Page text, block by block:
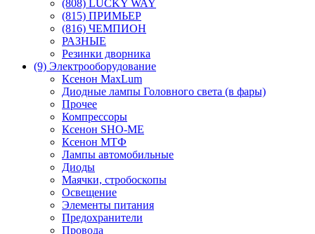
(808) LUCKY WAY
(815) ПРИМЬЕР
(816) ЧЕМПИОН
РАЗНЫЕ
Резинки дворника
(9) Электрооборудование
Ксенон MaxLum
Диодные лампы Головного света (в фары)
Прочее
Компрессоры
Ксенон SHO-ME
Ксенон МТФ
Лампы автомобильные
Диоды
Маячки, стробоскопы
Освещение
Элементы питания
Предохранители
Провода